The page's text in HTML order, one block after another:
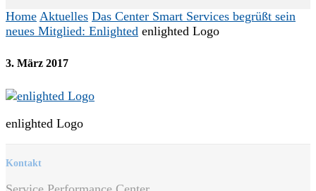
Home Aktuelles Das Center Smart Services begrüßt sein
neues Mitglied: Enlighted enlighted Logo
3. März 2017
enlighted Logo
Kontakt